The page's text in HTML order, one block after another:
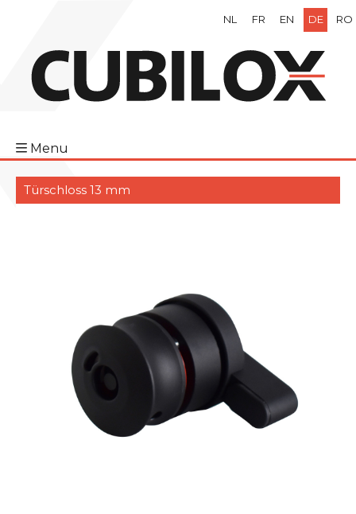
NL FR EN DE RO
Menu
Türschloss 13 mm